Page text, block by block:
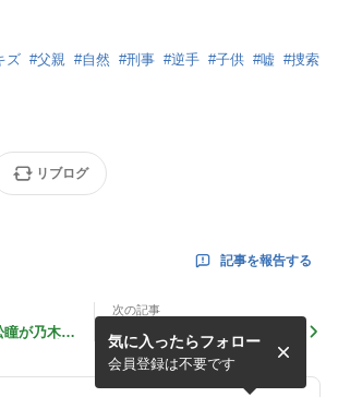
ズ #父親 #自然 #刑事 #逆手 #子供 #嘘 #捜索
リブログ
記事を報告する
瞳が乃木坂
次の記事
大阪 徳島の移動で高速バス
という選択肢②
気に入ったらフォロー
会員登録は不要です